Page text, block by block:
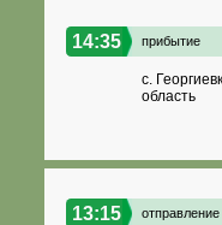
14:35 прибытие
с.
область
13:15 отправление